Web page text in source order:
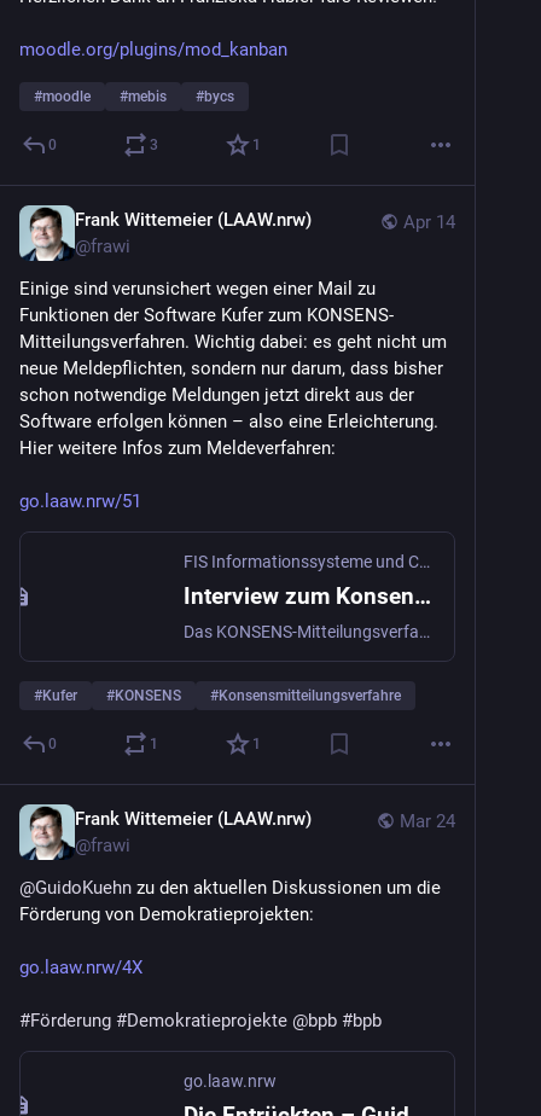
moodle.org/plugins/mod_kanban
#moodle #mebis #bycs
0 3 1
Apr 14
Frank Wittemeier (LAAW.nrw)
@frawi
Einige sind verunsichert wegen einer Mail zu
Funktionen der Software Kufer zum KONSENS-
Mitteilungsverfahren. Wichtig dabei: es geht nicht um
neue Meldepflichten, sondern nur darum, dass bisher
schon notwendige Meldungen jetzt direkt aus der
Software erfolgen können – also eine Erleichterung.
Hier weitere Infos zum Meldeverfahren:
go.laaw.nrw/51
FIS Informationssysteme und Consulting GmbH
Interview zum Konsensmitteilungsverfahren (KMV)
Das KONSENS-Mitteilungsverfahrens (KMV) dient der Vereinheitlichung der Meldewege. Aber was steckt dahinter? Jetzt lesen.
#Kufer #KONSENS #Konsensmitteilungsverfahre
0 1 1
Mar 24
Frank Wittemeier (LAAW.nrw)
@frawi
@GuidoKuehn zu den aktuellen Diskussionen um die
Förderung von Demokratieprojekten:
go.laaw.nrw/4X
#Förderung #Demokratieprojekte @bpb #bpb
go.laaw.nrw